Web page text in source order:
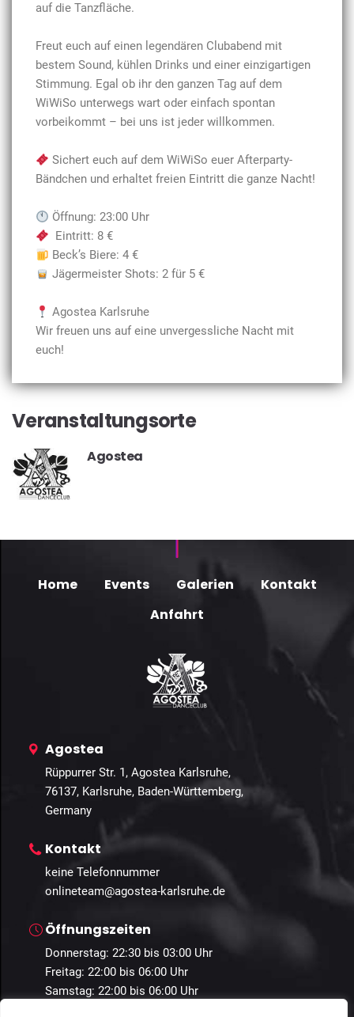
auf die Tanzfläche.
Freut euch auf einen legendären Clubabend mit
bestem Sound, kühlen Drinks und einer einzigartigen
Stimmung. Egal ob ihr den ganzen Tag auf dem
WiWiSo unterwegs wart oder einfach spontan
vorbeikommt – bei uns ist jeder willkommen.
Sichert euch auf dem WiWiSo euer Afterparty-
Bändchen und erhaltet freien Eintritt die ganze Nacht!
Öffnung: 23:00 Uhr
Eintritt: 8 €
Beck’s Biere: 4 €
Jägermeister Shots: 2 für 5 €
Agostea Karlsruhe
Wir freuen uns auf eine unvergessliche Nacht mit
euch!
Veranstaltungsorte
Agostea
Home Events Galerien
Kontakt
Anfahrt
Agostea
Rüppurrer Str. 1, Agostea Karlsruhe,
76137, Karlsruhe, Baden-Württemberg,
Germany
Kontakt
keine Telefonnummer
onlineteam@agostea-karlsruhe.de
Öffnungszeiten
Donnerstag: 22:30 bis 03:00 Uhr
Freitag: 22:00 bis 06:00 Uhr
Samstag: 22:00 bis 06:00 Uhr